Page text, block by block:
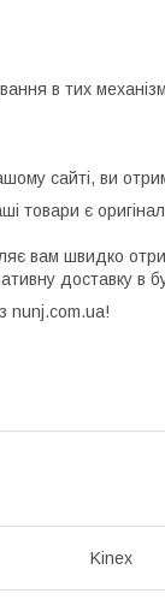
в тих
сайті, ви
товари є
вам швидко
доставку в
nunj.com.ua!
Kinex